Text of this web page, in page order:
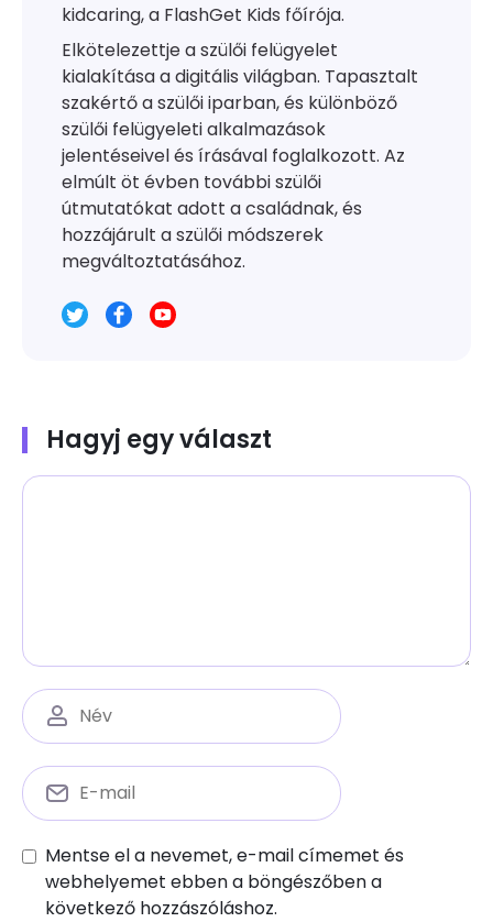
kidcaring, a FlashGet Kids főírója.
Elkötelezettje a szülői felügyelet
kialakítása a digitális világban. Tapasztalt
szakértő a szülői iparban, és különböző
szülői felügyeleti alkalmazások
jelentéseivel és írásával foglalkozott. Az
elmúlt öt évben további szülői
útmutatókat adott a családnak, és
hozzájárult a szülői módszerek
megváltoztatásához.
Hagyj egy választ
Mentse el a nevemet, e-mail címemet és
webhelyemet ebben a böngészőben a
következő hozzászóláshoz.